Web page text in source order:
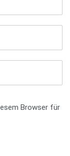
Browser für